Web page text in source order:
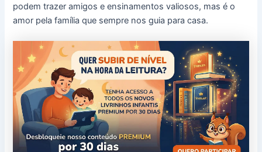
podem trazer amigos e ensinamentos valiosos, mas é o
amor pela família que sempre nos guia para casa.